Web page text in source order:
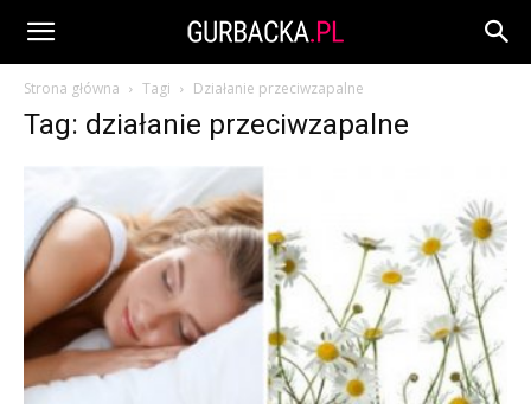
Strona główna Tagi Działanie przeciwzapalne
Tag: działanie przeciwzapalne